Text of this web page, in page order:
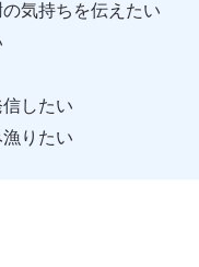
の気持ちを伝えたい
信したい
漁りたい